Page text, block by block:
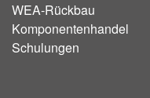
WEA-Rückbau
Komponentenhandel
Schulungen